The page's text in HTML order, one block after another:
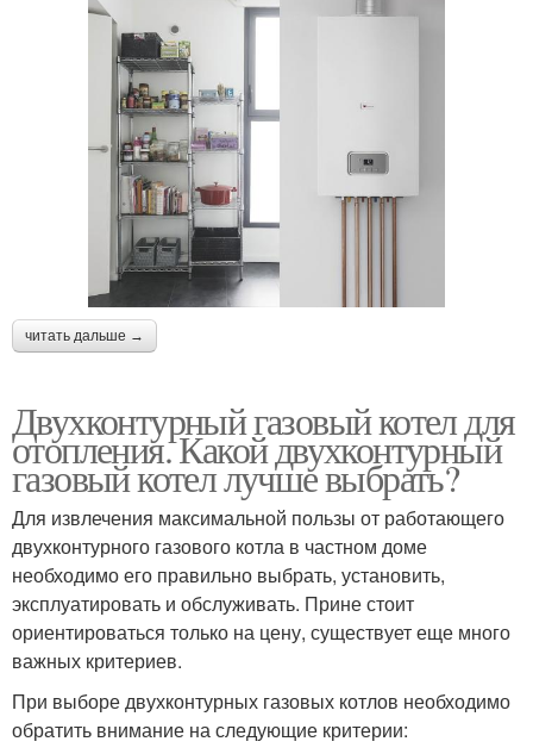
читать дальше →
Двухконтурный газовый котел для
отопления. Какой двухконтурный
газовый котел лучше выбрать?
Для извлечения максимальной пользы от работающего
двухконтурного газового котла в частном доме
необходимо его правильно выбрать, установить,
эксплуатировать и обслуживать. Прине стоит
ориентироваться только на цену, существует еще много
важных критериев.
При выборе двухконтурных газовых котлов необходимо
обратить внимание на следующие критерии: